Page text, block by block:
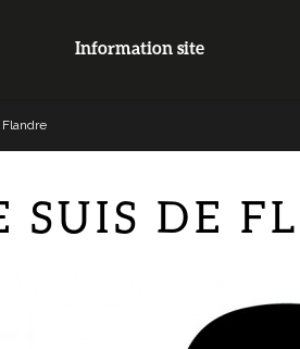
Information site
SUIS DE